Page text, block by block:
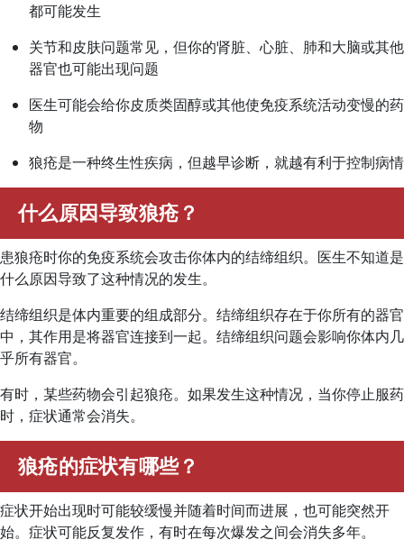
都可能发生
关节和皮肤问题常见，但你的肾脏、心脏、肺和大脑或其他
器官也可能出现问题
医生可能会给你皮质类固醇或其他使免疫系统活动变慢的药
物
狼疮是一种终生性疾病，但越早诊断，就越有利于控制病情
什么原因导致狼疮？
患狼疮时你的免疫系统会攻击你体内的结缔组织。医生不知道是
什么原因导致了这种情况的发生。
结缔组织是体内重要的组成部分。结缔组织存在于你所有的器官
中，其作用是将器官连接到一起。结缔组织问题会影响你体内几
乎所有器官。
有时，某些药物会引起狼疮。如果发生这种情况，当你停止服药
时，症状通常会消失。
狼疮的症状有哪些？
症状开始出现时可能较缓慢并随着时间而进展，也可能突然开
始。症状可能反复发作，有时在每次爆发之间会消失多年。